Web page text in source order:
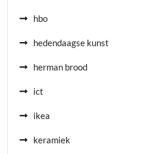
hbo
hedendaagse kunst
herman brood
ict
ikea
keramiek